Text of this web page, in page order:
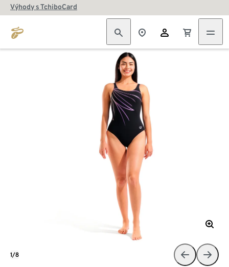
Výhody s TchiboCard
1/8